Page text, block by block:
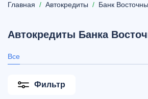
Главная Автокредиты Банк
Автокредиты Банка
Все
Фильтр